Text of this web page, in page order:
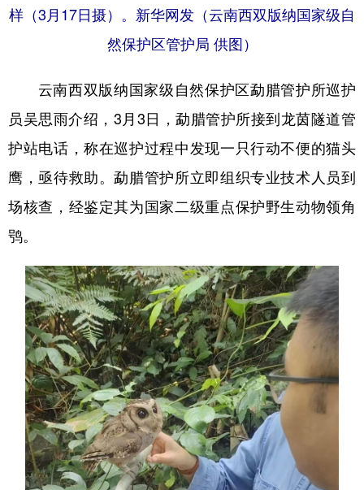
样（3月17日摄）。新华网发（云南西双版纳国家级自
然保护区管护局 供图）
云南西双版纳国家级自然保护区勐腊管护所巡护
员吴思雨介绍，3月3日，勐腊管护所接到龙茵隧道管
护站电话，称在巡护过程中发现一只行动不便的猫头
鹰，亟待救助。勐腊管护所立即组织专业技术人员到
场核查，经鉴定其为国家二级重点保护野生动物领角
鸮。